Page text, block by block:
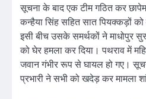
सूचना के बाद एक टीम गठित कर
कन्हैया सिंह सहित सात पियक्कड़ों को
इसी बीच उसके समर्थकों ने माधोपुर
को घेर हमला कर दिया। पथराव में
जवान गंभीर रूप से घायल हो गए।
प्रभारी ने सभी को खदेड़ कर मामला